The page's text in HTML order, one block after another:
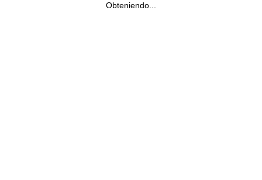
Obteniendo...